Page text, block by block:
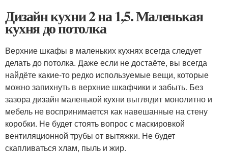
Дизайн кухни 2 на 1,5. Маленькая
кухня до потолка
Верхние шкафы в маленьких кухнях всегда следует
делать до потолка. Даже если не достаёте, вы всегда
найдёте какие-то редко используемые вещи, которые
можно запихнуть в верхние шкафчики и забыть. Без
зазора дизайн маленькой кухни выглядит монолитно и
мебель не воспринимается как навешанные на стену
коробки. Не будет стоять вопрос с маскировкой
вентиляционной трубы от вытяжки. Не будет
скапливаться хлам, пыль и жир.